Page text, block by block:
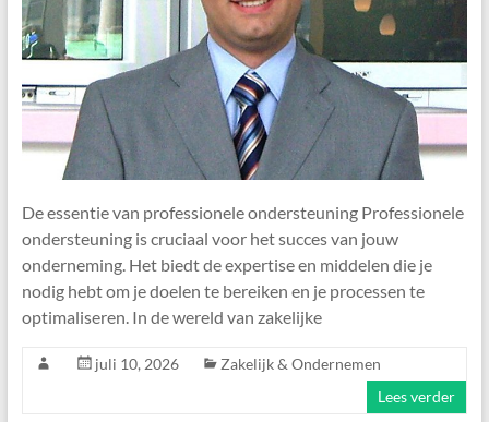
De essentie van professionele ondersteuning Professionele
ondersteuning is cruciaal voor het succes van jouw
onderneming. Het biedt de expertise en middelen die je
nodig hebt om je doelen te bereiken en je processen te
optimaliseren. In de wereld van zakelijke
juli 10, 2026
Zakelijk & Ondernemen
Lees verder